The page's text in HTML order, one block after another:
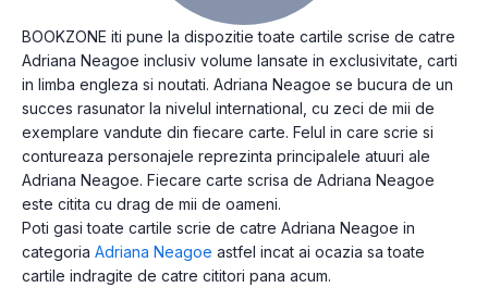
BOOKZONE iti pune la dispozitie toate cartile scrise de catre
Adriana Neagoe inclusiv volume lansate in exclusivitate, carti
in limba engleza si noutati. Adriana Neagoe se bucura de un
succes rasunator la nivelul international, cu zeci de mii de
exemplare vandute din fiecare carte. Felul in care scrie si
contureaza personajele reprezinta principalele atuuri ale
Adriana Neagoe. Fiecare carte scrisa de Adriana Neagoe
este citita cu drag de mii de oameni.
Poti gasi toate cartile scrie de catre Adriana Neagoe in
categoria Adriana Neagoe astfel incat ai ocazia sa toate
cartile indragite de catre cititori pana acum.